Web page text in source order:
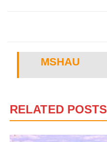
MSHAU
RELATED POSTS